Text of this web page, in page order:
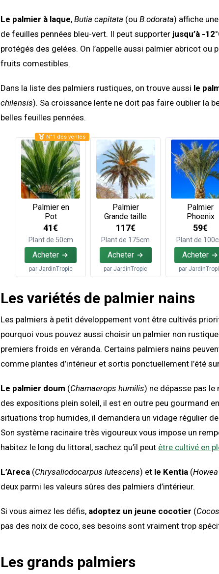
Le palmier à laque, Butia capitata (ou B.odorata) affiche
de feuilles pennées bleu-vert. Il peut supporter jusqu’à -
protégés des gelées. On l’appelle aussi palmier abricot ou
fruits comestibles.
Dans la liste des palmiers rustiques, on trouve aussi le
chilensis). Sa croissance lente ne doit pas faire oublier la
belles feuilles pennées.
Palmier en
Pot
41€
Plant de 50cm
Acheter
par JardinTropic
N°1 des ventes
Palmier
Grande taille
117€
Plant de 175cm
Acheter
parJardinTropic
Palmier
Phoenix
59€
Plant de
Acheter
par
Les variétés de palmier nains
Les palmiers à petit développement vont être cultivés
pourquoi vous pouvez aussi choisir un palmier non
premiers froids en véranda. Certains palmiers nains
comme plantes d’intérieur et sortis ponctuellement l’été
Le palmier doum (Chamaerops humilis) ne dépasse pas le
des expositions plein soleil, il est en outre peu gourmand
situations trop humides, il demandera un vidage régulier
Son système racinaire très vigoureux vous impose un
habitez le long du littoral, sachez qu’il peut être cultivé en
L’Areca (Chrysaliodocarpus lutescens) et le Kentia (
deux parmi les valeurs sûres des palmiers d’intérieur.
Si vous aimez les défis, adoptez un jeune cocotier (
pas des noix de coco, ses besoins sont vraiment trop
Les grands palmiers